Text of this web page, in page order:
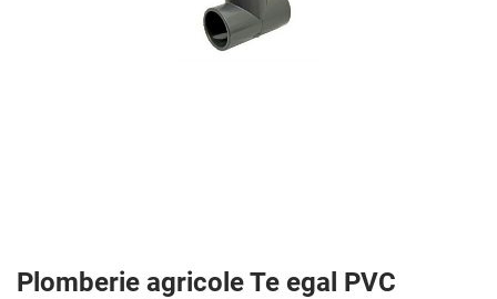
Plomberie agricole Te egal PVC